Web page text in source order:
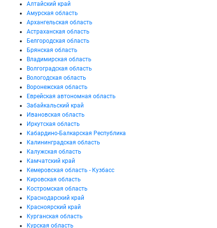
Алтайский край
Амурская область
Архангельская область
Астраханская область
Белгородская область
Брянская область
Владимирская область
Волгоградская область
Вологодская область
Воронежская область
Еврейская автономная область
Забайкальский край
Ивановская область
Иркутская область
Кабардино-Балкарская Республика
Калининградская область
Калужская область
Камчатский край
Кемеровская область - Кузбасс
Кировская область
Костромская область
Краснодарский край
Красноярский край
Курганская область
Курская область